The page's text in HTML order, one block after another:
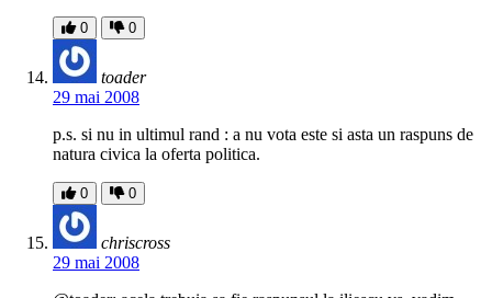
0 0
toader
29 mai 2008
p.s. si nu in ultimul rand : a nu vota este si asta un raspuns de
natura civica la oferta politica.
0 0
chriscross
29 mai 2008